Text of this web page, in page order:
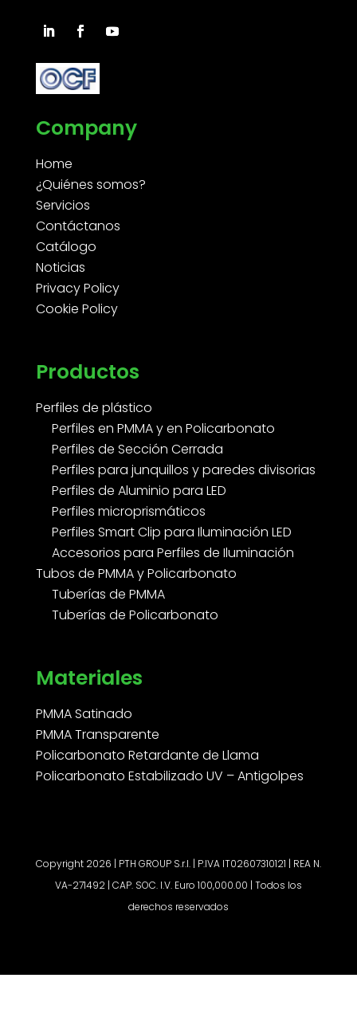
Company
Home
¿Quiénes somos?
Servicios
Contáctanos
Catálogo
Noticias
Privacy Policy
Cookie Policy
Productos
Perfiles de plástico
Perfiles en PMMA y en Policarbonato
Perfiles de Sección Cerrada
Perfiles para junquillos y paredes divisorias
Perfiles de Aluminio para LED
Perfiles microprismáticos
Perfiles Smart Clip para Iluminación LED
Accesorios para Perfiles de Iluminación
Tubos de PMMA y Policarbonato
Tuberías de PMMA
Tuberías de Policarbonato
Materiales
PMMA Satinado
PMMA Transparente
Policarbonato Retardante de Llama
Policarbonato Estabilizado UV – Antigolpes
Copyright 2026 | PTH GROUP S.r.l. | P.IVA IT02607310121 | REA N.
VA-271492 | CAP. SOC. I.V. Euro 100,000.00 | Todos los
derechos reservados